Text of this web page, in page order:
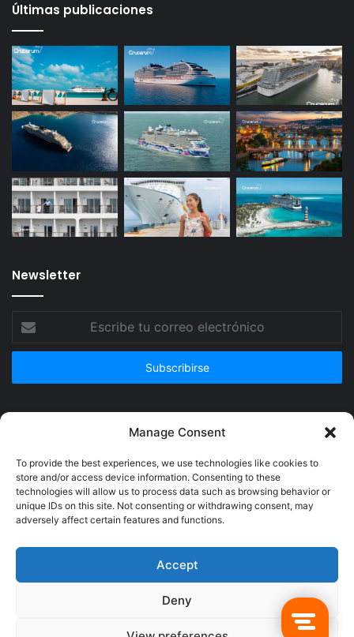
Manage Consent
To provide the best experiences, we use technologies like cookies to
store and/or access device information. Consenting to these
technologies will allow us to process data such as browsing behavior or
unique IDs on this site. Not consenting or withdrawing consent, may
adversely affect certain features and functions.
Accept
Deny
Últimas publicaciones
Newsletter
correo
© Copyright 2026, Todos los derechos reservados @Crucerum |